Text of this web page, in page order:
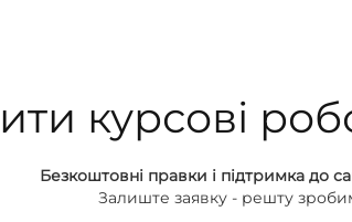
курсові
Безкоштовні правки і підтримка до
Залиште заявку - решту